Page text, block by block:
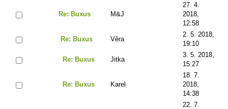
Re: Buxus M&J
27. 4.
2018,
12:58
Re: Buxus Věra
2. 5. 2018,
19:10
Re: Buxus Jitka
3. 5. 2018,
15:27
Re: Buxus Karel
18. 7.
2018,
14:38
22. 7.